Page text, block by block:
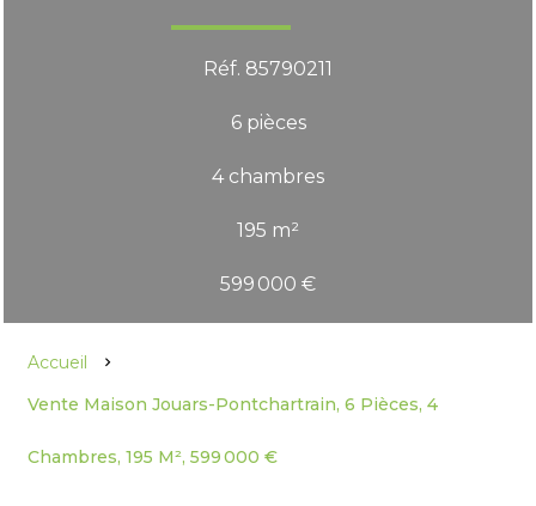
Réf. 85790211
6 pièces
4 chambres
195 m²
599 000 €
Accueil
Vente Maison Jouars-Pontchartrain, 6 Pièces, 4
Chambres, 195 M², 599 000 €